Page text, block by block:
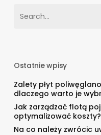
Ostatnie wpisy
Zalety płyt
dlaczego warto je
Jak zarządzać flotą
optymalizować koszty?
Na co należy zwrócic